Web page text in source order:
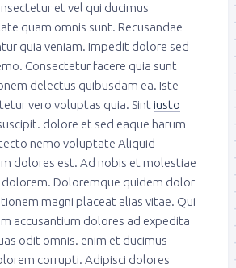
et vel qui ducimus
quam omnis sunt. Recusandae
quia veniam. Impedit dolore sed
Consectetur facere quia sunt
delectus quibusdam ea. Iste
vero voluptas quia. Sint iusto
dolore et sed eaque harum
nemo voluptate Aliquid
dolores est. Ad nobis et molestiae
Doloremque quidem dolor
magni placeat alias vitae. Qui
accusantium dolores ad expedita
odit omnis. enim et ducimus
corrupti. Adipisci dolores